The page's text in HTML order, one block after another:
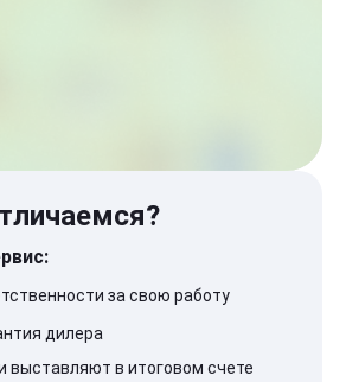
за свою работу
дилера
в итоговом счете